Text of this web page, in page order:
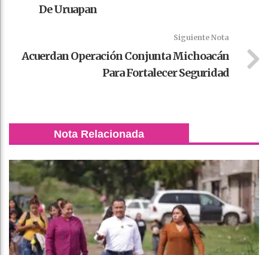
De Uruapan
Siguiente Nota
Acuerdan Operación Conjunta Michoacán
Para Fortalecer Seguridad
Nota Relacionada